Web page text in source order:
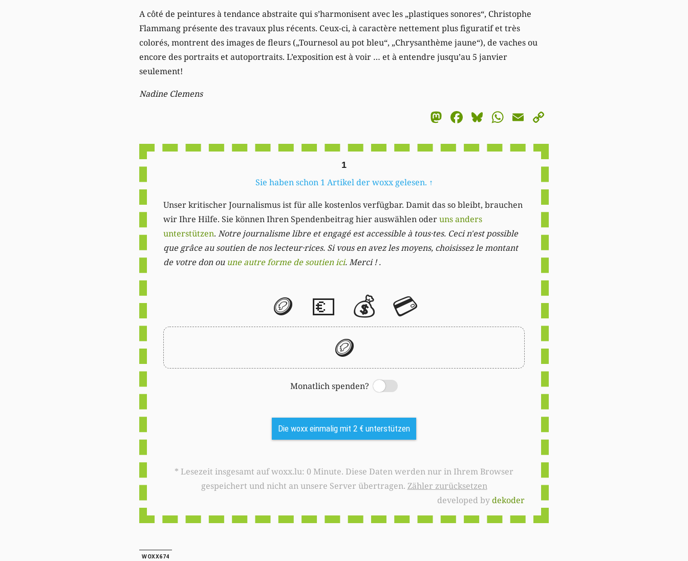
A côté de peintures à tendance abstraite qui s’harmonisent avec les „plastiques sonores“, Christophe
Flammang présente des travaux plus récents. Ceux-ci, à caractère nettement plus figuratif et très
colorés, montrent des images de fleurs („Tournesol au pot bleu“, „Chrysanthème jaune“), de vaches ou
encore des portraits et autoportraits. L’exposition est à voir … et à entendre jusqu’au 5 janvier
seulement!
Nadine Clemens
Mastodon
Facebook
Bluesky
WhatsApp
Email
1
Sie haben schon 1 Artikel der woxx gelesen. ↑
Unser kritischer Journalismus ist für alle kostenlos verfügbar. Damit das so bleibt, brauchen
wir Ihre Hilfe. Sie können Ihren Spendenbeitrag hier auswählen oderuns anders
unterstützen. Notre journalisme libre et engagé est accessible à tous·tes. Ceci n'est possible
que grâce au soutien de nos lecteur·rices. Si vous en avez les moyens, choisissez le montant
de votre don ou une autre forme de soutien ici. Merci ! .
🪙 💶 💰 💳
🪙
Monatlich spenden?
Switch
Die woxx einmalig mit 2 € unterstützen
* Lesezeit insgesamt auf woxx.lu: 0 Minute. Diese Daten werden nur in Ihrem Browser
gespeichert und nicht an unsere Server übertragen. Zähler zurücksetzen
developed bydekoder
WOXX674